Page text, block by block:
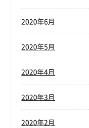
2020年6月
2020年5月
2020年4月
2020年3月
2020年2月